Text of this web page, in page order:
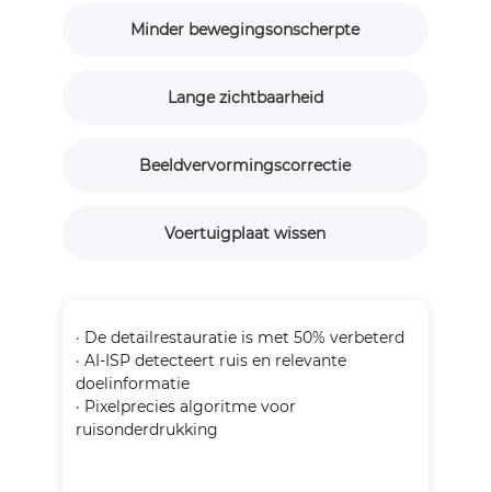
Minder bewegingsonscherpte
Lange zichtbaarheid
Beeldvervormingscorrectie
Voertuigplaat wissen
· De detailrestauratie is met 50% verbeterd
· AI-ISP detecteert ruis en relevante
doelinformatie
· Pixelprecies algoritme voor
ruisonderdrukking